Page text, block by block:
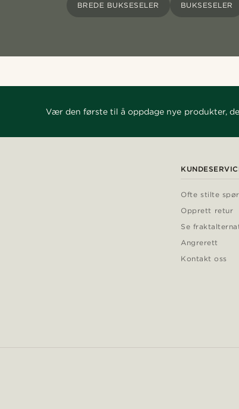
BREDE BUKSESELER BUKSESELER
Vær den første til å oppdage nye produkter,
Ofte stilte
Opprett retur
Se
Angrerett
Kontakt oss